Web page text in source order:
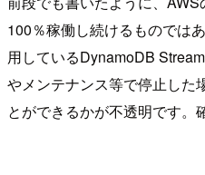
100％稼働し続けるものでは
用しているDynamoDB
やメンテナンス等で停止した
とができるかが不透明です。